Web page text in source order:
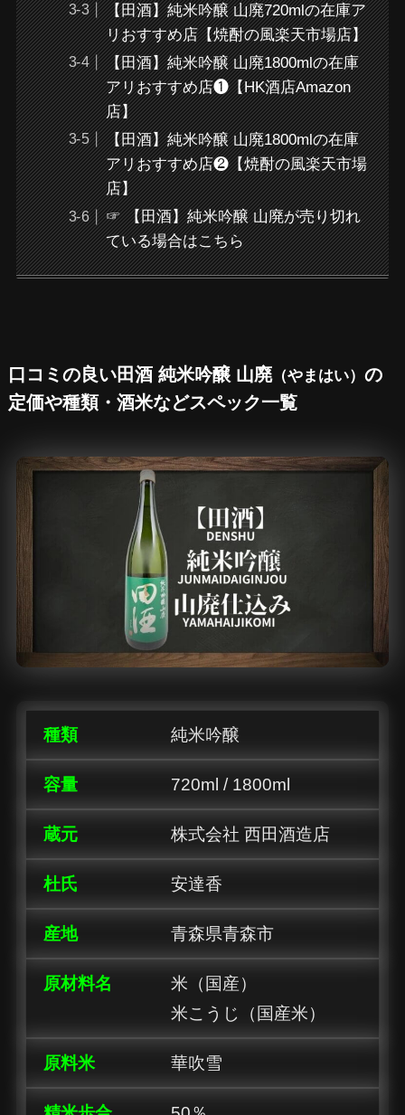
【田酒】純米吟醸 山廃720mlの在庫ア
リおすすめ店【焼酎の風楽天市場店】
【田酒】純米吟醸 山廃1800mlの在庫
アリおすすめ店❶【HK酒店Amazon
店】
【田酒】純米吟醸 山廃1800mlの在庫
アリおすすめ店❷【焼酎の風楽天市場
店】
☞ 【田酒】純米吟醸 山廃が売り切れ
ている場合はこちら
口コミの良い田酒 純米吟醸 山廃（やまはい） の
定価や種類・酒米などスペック一覧
種類 純米吟醸
容量 720ml / 1800ml
蔵元 株式会社 西田酒造店
杜氏 安達香
産地 青森県青森市
原材料名
米（国産）
米こうじ（国産米）
原料米 華吹雪